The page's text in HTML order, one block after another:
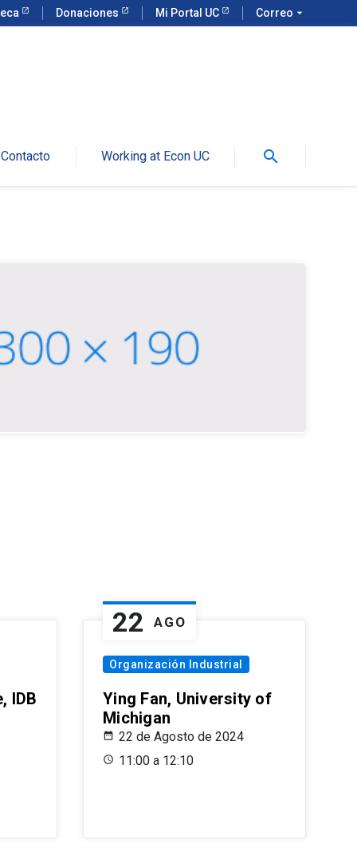
Donaciones Mi Portal UC Correo arrow_drop_down
Contacto Working at Econ UC search
IDB
22 AGO
Organización Industrial
Ying Fan, University of
Michigan
22 de Agosto de 2024
11:00 a 12:10